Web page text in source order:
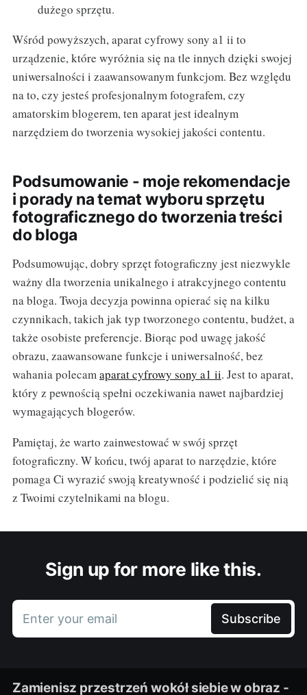
dużego sprzętu.
Wśród powyższych, aparat cyfrowy sony a1 ii to
urządzenie, które wyróżnia się na tle innych dzięki swojej
uniwersalności i zaawansowanym funkcjom. Bez względu
na to, czy jesteś profesjonalnym fotografem, czy
amatorskim blogerem, ten aparat jest idealnym
narzędziem do tworzenia wysokiej jakości contentu.
Podsumowanie - moje rekomendacje
i porady na temat wyboru sprzętu
fotograficznego do tworzenia treści
do bloga
Podsumowując, dobry sprzęt fotograficzny jest niezwykle
ważny dla tworzenia unikalnego i atrakcyjnego contentu
na bloga. Twoja decyzja powinna opierać się na kilku
czynnikach, takich jak typ tworzonego contentu, budżet, a
także osobiste preferencje. Biorąc pod uwagę jakość
obrazu, zaawansowane funkcje i uniwersalność, bez
wahania polecamaparat cyfrowy sony a1 ii. Jest to aparat,
który z pewnością spełni oczekiwania nawet najbardziej
wymagających blogerów.
Pamiętaj, że warto zainwestować w swój sprzęt
fotograficzny. W końcu, twój aparat to narzędzie, które
pomaga Ci wyrazić swoją kreatywność i podzielić się nią
z Twoimi czytelnikami na blogu.
Sign up for more like this.
Enter your email Subscribe
Zamienisz przestrzeń wokół siebie w obraz -